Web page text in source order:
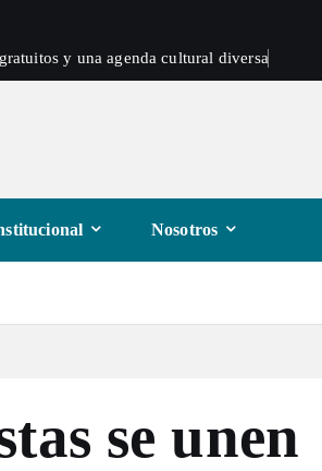
y una agenda cultural diversa
Nosotros
se unen